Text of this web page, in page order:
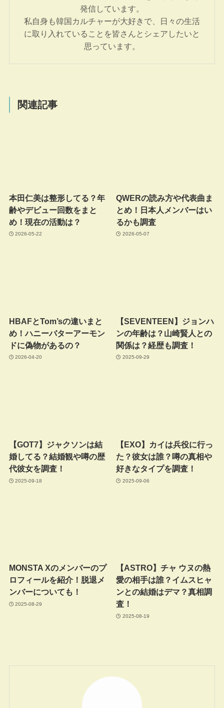
発信しています。
私自身も韓国カルチャーが大好きで、日々の生活
に取り入れていることを皆さんとシェアしたいと
思っています。
関連記事
本田仁美は整形してる？年
齢やデビュー回数をまと
め！現在の活動は？
2026-05-22
QWERの読み方や代表曲ま
とめ！日本人メンバーはい
るかも調査
2026-05-07
HBAFとTom’sの違いまと
め！ハニーバターアーモン
ドに偽物があるの？
2026-04-20
【SEVENTEEN】ジョンハ
ンの年齢は？山崎賢人との
関係は？経歴も調査！
2025-09-29
【GOT7】ジャクソンは結
婚してる？結婚観や噂の歴
代彼女を調査！
2025-09-18
【EXO】カイは兵役に行っ
た？彼女は誰？噂の真相や
好きなタイプを調査！
2025-09-06
MONSTA Xのメンバーのプ
ロフィールを紹介！脱退メ
ンバーについても！
2025-08-29
【ASTRO】チャ ウヌの熱
愛の相手は誰？イムスヒャ
ンとの結婚はデマ？真相調
査！
2025-08-19